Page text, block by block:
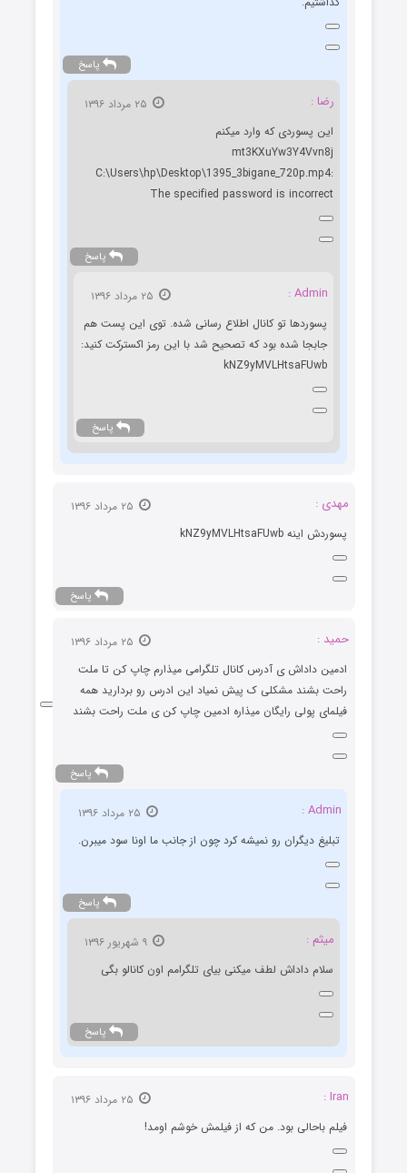
پاسخ
رضا :
این پسوردی که وارد میکنم
mt3KXuYw3Y4Vvn8j
C:\Users\hp\Desktop\1395_3bigane_720p.mp4:
The specified password is incorrect
پاسخ
Admin :
پسوردها تو کانال اطلاع رسانی شده. توی این پست هم
جابجا شده بود که تصحیح شد با این رمز اکسترکت کنید:
kNZ9yMVLHtsaFUwb
پاسخ
مهدی :
پسوردش اینه kNZ9yMVLHtsaFUwb
پاسخ
حمید :
ادمین داداش ی آدرس کانال تلگرامی میذارم چاپ کن تا ملت
راحت بشند مشکلی ک پیش نمیاد این ادرس رو بردارید همه
فیلمای پولی رایگان میذاره ادمین چاپ کن ی ملت راحت بشند
پاسخ
Admin :
تبلیغ دیگران رو نمیشه کرد چون از جانب ما اونا سود میبرن.
پاسخ
میثم :
سلام داداش لطف میکنی بیای تلگرامم اون کانالو بگی
پاسخ
Iran :
فیلم باحالی بود. من که از فیلمش خوشم اومد!